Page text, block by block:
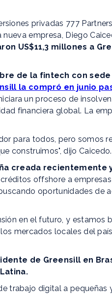
privadas 777
empresa, Diego
US$11,3 millones a
de la fintech con
la compró en junio
un proceso de
financiera global. La
para todos, pero somos
construimos", dijo Caicedo.
creada recientemente
offshore a empresas
oportunidades de
en el futuro, y estamos
mercados locales del
de Greensill en
trabajo digital a pequeñas